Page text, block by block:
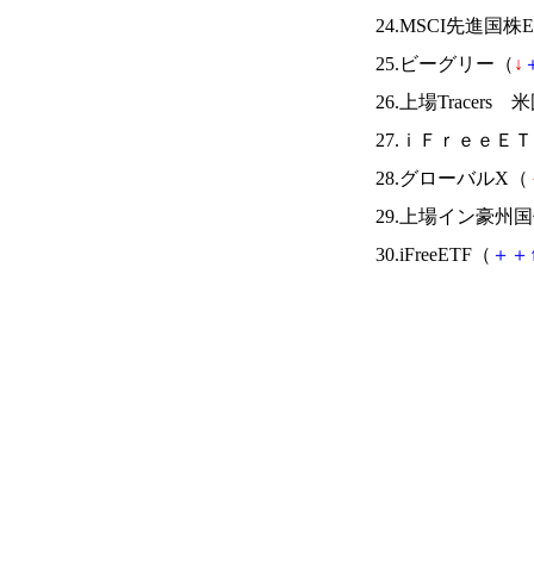
24.MSCI先進国株
25.ビーグリー（ ↓
26.上場Tracers
27.ｉＦｒｅｅＥ
28.グローバルX（
29.上場イン豪州
30.iFreeETF（ ＋ ＋